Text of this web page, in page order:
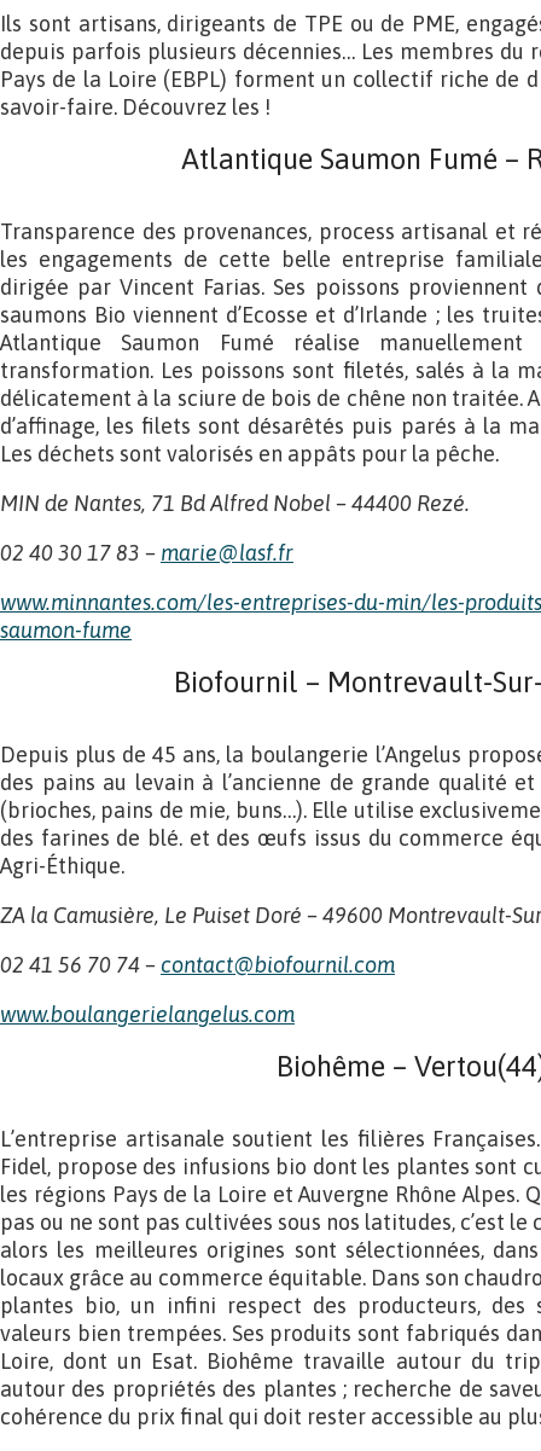
Ils sont artisans, dirigeants de TPE ou de PME,
depuis parfois plusieurs décennies… Les membres du
Pays de la Loire (EBPL) forment un collectif riche de
savoir-faire. Découvrez les !
Atlantique Saumon Fumé –
Transparence des provenances, process artisanal et
les engagements de cette belle entreprise
dirigée par Vincent Farias. Ses poissons proviennent
saumons Bio viennent d’Ecosse et d’Irlande ; les
Atlantique Saumon Fumé réalise
transformation. Les poissons sont filetés, salés à la
délicatement à la sciure de bois de chêne non traitée.
d’affinage, les filets sont désarêtés puis parés à la
Les déchets sont valorisés en appâts pour la pêche.
MIN de Nantes, 71 Bd Alfred Nobel – 44400 Rezé.
02 40 30 17 83 – marie@lasf.fr
www.minnantes.com/les-entreprises-du-min/les-
saumon-fume
Biofournil – Montrevault-
Depuis plus de 45 ans, la boulangerie l’Angelus
des pains au levain à l’ancienne de grande qualité
(brioches, pains de mie, buns…). Elle utilise
des farines de blé. et des œufs issus du commerce
Agri-Éthique.
ZA la Camusière, Le Puiset Doré – 49600 Montrevault-
02 41 56 70 74 – contact@biofournil.com
www.boulangerielangelus.com
Biohême –
L’entreprise artisanale soutient les filières
Fidel, propose des infusions bio dont les plantes sont
les régions Pays de la Loire et Auvergne Rhône Alpes.
pas ou ne sont pas cultivées sous nos latitudes, c’est le
alors les meilleures origines sont sélectionnées,
locaux grâce au commerce équitable. Dans son
plantes bio, un infini respect des producteurs, des
valeurs bien trempées. Ses produits sont fabriqués
Loire, dont un Esat. Biohême travaille autour du
autour des propriétés des plantes ; recherche de
cohérence du prix final qui doit rester accessible au